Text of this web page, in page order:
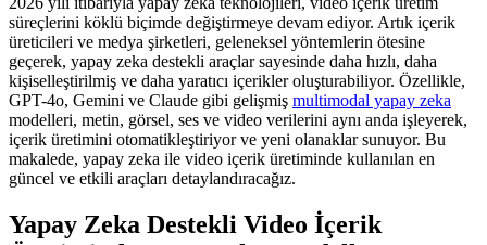
süreçlerini köklü biçimde değiştirmeye devam ediyor. Artık içerik
üreticileri ve medya şirketleri, geleneksel yöntemlerin ötesine
geçerek, yapay zeka destekli araçlar sayesinde daha hızlı, daha
kişiselleştirilmiş ve daha yaratıcı içerikler oluşturabiliyor. Özellikle,
GPT-4o, Gemini ve Claude gibi gelişmiş multimodal yapay zeka
modelleri, metin, görsel, ses ve video verilerini aynı anda işleyerek,
içerik üretimini otomatikleştiriyor ve yeni olanaklar sunuyor. Bu
makalede, yapay zeka ile video içerik üretiminde kullanılan en
güncel ve etkili araçları detaylandıracağız.
Yapay Zeka Destekli Video İçerik